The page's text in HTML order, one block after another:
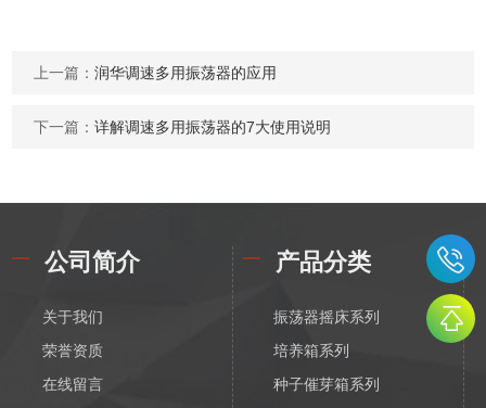
上一篇：润华调速多用振荡器的应用
下一篇：详解调速多用振荡器的7大使用说明
公司简介
关于我们
荣誉资质
在线留言
产品分类
振荡器摇床系列
培养箱系列
种子催芽箱系列